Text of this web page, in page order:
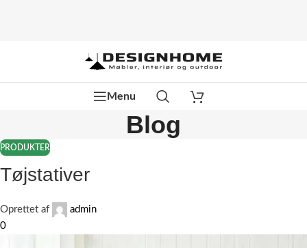
Menu
Blog
PRODUKTER
Tøjstativer
Oprettet af
admin
0